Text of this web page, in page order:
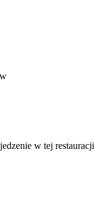
w tej restauracji